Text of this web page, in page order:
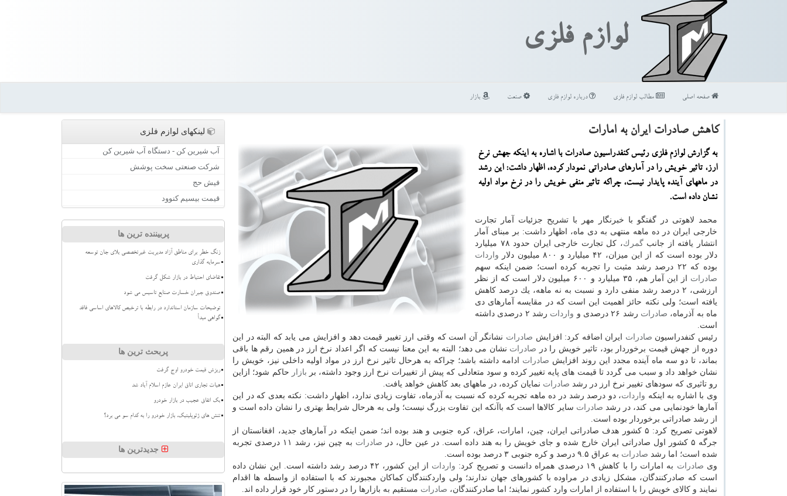
لوازم فلزی
صفحه اصلی مطالب لوازم فلزی درباره لوازم فلزی صنعت بازار
كاهش صادرات ایران به امارات
به گزارش لوازم فلزی رئیس كنفدراسیون صادرات با اشاره به اینكه جهش نرخ
ارز، تاثیر خویش را در آمارهای صادراتی نمودار كرده، اظهار داشت: این رشد
در ماههای آینده پایدار نیست، چراكه تاثیر منفی خویش را در نرخ مواد اولیه
نشان داده است.
محمد لاهوتی در گفتگو با خبرنگار مهر با تشریح جزئیات آمار تجارت
خارجی ایران در ده ماهه منتهی به دی ماه، اظهار داشت: بر مبنای آمار
انتشار یافته از جانبگمرك
، كل تجارت خارجی ایران حدود ۷۸ میلیارد
دلار بوده است كه از این میزان، ۴۲ میلیارد و ۸۰۰ میلیون دلار
واردات
بوده كه ۲۲ درصد رشد مثبت را تجربه كرده است؛ ضمن اینكه سهم
صادرات
از این آمار هم، ۳۵ میلیارد و ۶۰۰ میلیون دلار است كه از نظر
ارزشی، ۲ درصد رشد منفی دارد و نسبت به نه ماهه، یك درصد كاهش
یافته است؛ ولی نكته حائز اهمیت این است كه در مقایسه آمارهای دی
ماه به آذرماه، صادرات رشد ۲۶ درصدی و واردات
رشد ۲ درصدی داشته
است.
رئیس كنفدراسیون صادرات ایران اضافه كرد: افزایش صادرات نشانگر آن است كه وقتی ارز تغییر قیمت دهد و افزایش می یابد كه البته در این
دوره از جهش قیمت برخوردار بود، تاثیر خویش را در صادرات نشان می دهد؛ البته به این معنا نیست كه اگر اعداد نرخ ارز در همین رقم ها باقی
بماند، تا دو سه ماه آینده مجدد این روند افزایش صادرات ادامه داشته باشد؛ چراكه به هرحال تاثیر نرخ ارز در مواد اولیه داخلی نیز، خویش را
نشان خواهد داد و سبب می گردد تا قیمت های پایه تغییر كرده و سود متعادلی كه پیش از تغییرات نرخ ارز وجود داشته، بر بازار حاكم شود؛ ازاین
رو تاثیری كه سودهای تغییر نرخ ارز در رشد صادرات نمایان كرده، در ماههای بعد كاهش خواهد یافت.
وی با اشاره به اینكه واردات، دو درصد رشد در ده ماهه تجربه كرده كه نسبت به آذرماه، تفاوت زیادی ندارد، اظهار داشت: نكته بعدی كه در این
آمارها خودنمایی می كند، در رشد صادرات سایر كالاها است كه باآنكه این تفاوت بزرگ نیست؛ ولی به هرحال شرایط بهتری را نشان داده است و
از رشد صادراتی برخوردار بوده است.
لاهوتی تصریح كرد: ۵ كشور هدف صادراتی ایران، چین، امارات، عراق، كره جنوبی و هند بوده اند؛ ضمن اینكه در آمارهای جدید، افغانستان از
جرگه ۵ كشور اول صادراتی ایران خارج شده و جای خویش را به هند داده است. در عین حال، در
صادرات
به چین نیز، رشد ۱۱ درصدی تجربه
شده است؛ اما رشد صادرات به عراق ۹.۵ درصد و كره جنوبی ۳ درصد بوده است.
وی صادرات به امارات را با كاهش ۱۹ درصدی همراه دانست و تصریح كرد: واردات
از این كشور، ۴۲ درصد رشد داشته است. این نشان داده
است كه صادركنندگان، مشكل زیادی در مراوده با كشورهای جهان ندارند؛ ولی واردكنندگان كماكان مجبورند كه با استفاده از واسطه ها اقدام
نمایند و كالای خویش را با استفاده از امارات وارد كشور نمایند؛ اما صادركنندگان، صادرات مستقیم به بازارها را در دستور كار خود قرار داده اند.
لینکهای لوازم فلزی
آب شیرین کن - دستگاه آب شیرین کن
شرکت صنعتی سخت پوشش
فیش حج
قیمت بیسیم کنوود
پربیننده ترین ها
زنگ خطر برای مناطق آزاد مدیریت غیرتخصصی بلای جان توسعه
سرمایه گذاری
تقاضای احتیاط در بازار شکل گرفت
صندوق جبران خسارت صنایع تاسیس می شود
توضیحات سازمان استاندارد در رابطه با ترخیص کالاهای اساسی فاقد
گواهی مبدأ
پربحث ترین ها
ریزش قیمت خودرو اوج گرفت
هیات تجاری اتاق ایران عازم اسلام آباد شد
بک اتفاق عجیب در بازار خودرو
تنش های ژئوپلیتیک، بازار خودرو را به کدام سو می برد؟
جدیدترین ها